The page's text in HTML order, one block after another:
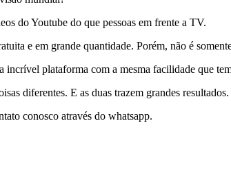
do Youtube do que pessoas em frente a TV.
e em grande quantidade. Porém, não é
plataforma com a mesma facilidade que
diferentes. E as duas trazem grandes resultados.
conosco através do whatsapp.